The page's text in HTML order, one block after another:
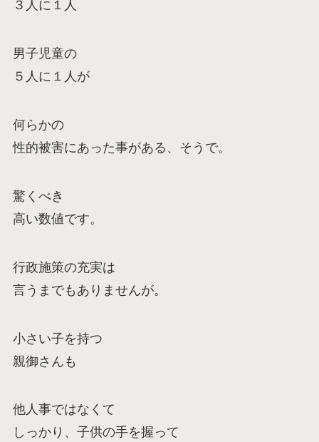
３人に１人
男子児童の
５人に１人が
何らかの
性的被害にあった事がある、そうで。
驚くべき
高い数値です。
行政施策の充実は
言うまでもありませんが。
小さい子を持つ
親御さんも
他人事ではなくて
しっかり、子供の手を握って